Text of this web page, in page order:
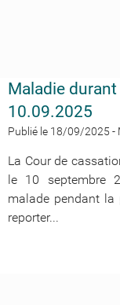
Maladie
10.09.2025
Publié le 18/09/2025 -
La Cour de
le 10 septembre
malade pendant la
reporter...